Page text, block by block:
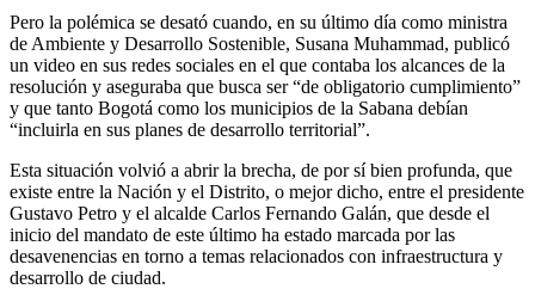
Pero la polémica se desató cuando, en su último día como ministra
de Ambiente y Desarrollo Sostenible, Susana Muhammad, publicó
un video en sus redes sociales en el que contaba los alcances de la
resolución y aseguraba que busca ser “de obligatorio cumplimiento”
y que tanto Bogotá como los municipios de la Sabana debían
“incluirla en sus planes de desarrollo territorial”.
Esta situación volvió a abrir la brecha, de por sí bien profunda, que
existe entre la Nación y el Distrito, o mejor dicho, entre el presidente
Gustavo Petro y el alcalde Carlos Fernando Galán, que desde el
inicio del mandato de este último ha estado marcada por las
desavenencias en torno a temas relacionados con infraestructura y
desarrollo de ciudad.